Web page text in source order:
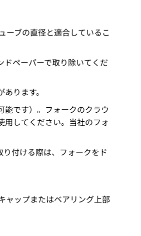
ーブの直径と適合しているこ
ペーパーで取り除いてくだ
ります。
能です）。フォークのクラウ
用してください。当社のフォ
付ける際は、フォークをド
ャップまたはベアリング上部